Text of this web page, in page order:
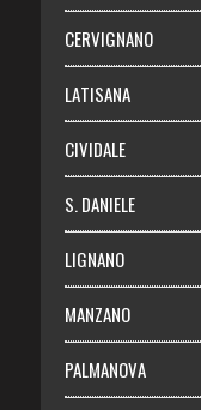
Abbonati
Login
CERVIGNANO
LATISANA
CIVIDALE
S. DANIELE
LIGNANO
MANZANO
PALMANOVA